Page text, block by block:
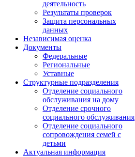
деятельность
Результаты проверок
Защита персональных
данных
Независимая оценка
Документы
Федеральные
Региональные
Уставные
Структурные подразделения
Отделение социального
обслуживания на дому
Отделение срочного
социального обслуживания
Отделение социального
сопровождения семей с
детьми
Актуальная информация